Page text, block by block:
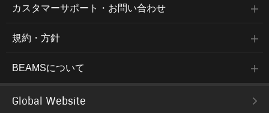
カスタマーサポート・お問い合わせ
規約・方針
BEAMSについて
Global Website